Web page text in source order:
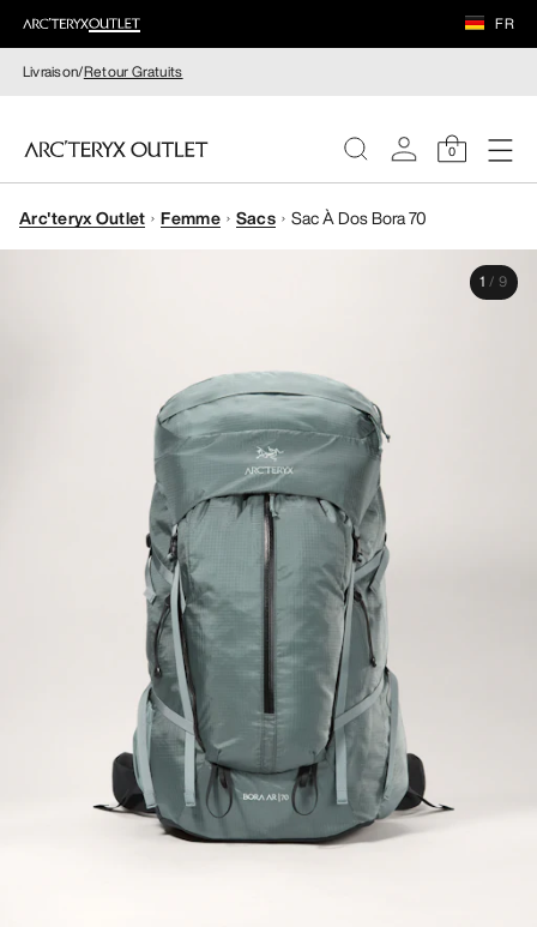
FR
Livraison/Retour Gratuits
0
FEMME
Arc'teryx Outlet Femme Sacs Sac À Dos Bora 70
1 / 9